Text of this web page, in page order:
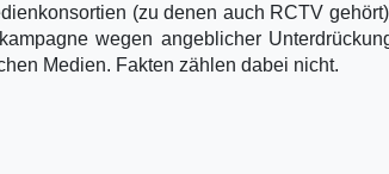
(zu denen auch RCTV
wegen angeblicher
Medien. Fakten zählen dabei nicht.